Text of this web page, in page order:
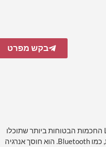
בקש מפרט
כמפעל מראה LED, מראה LED LED באורך מלא עם אורות היא אחת ממראות ה- LED החכמות הבטוחות ביותר שתוכלו
למצוא. אנו משתמשים ברכיבים אלקטרוניים IP67 ויכולים גם להגדיר פונקציות אחרות, כמו Bluetooth. הוא חוסך אנרגיה